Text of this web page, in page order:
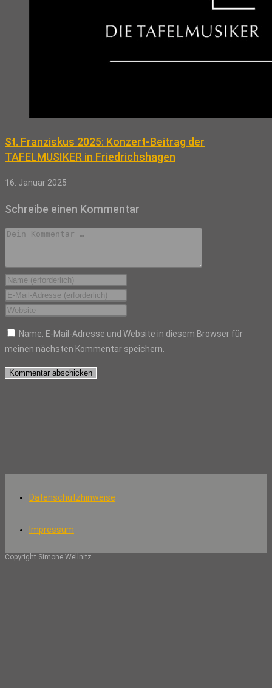
St. Franziskus 2025: Konzert-Beitrag der
TAFELMUSIKER in Friedrichshagen
16. Januar 2025
Schreibe einen Kommentar
Kommentar
Gib
deinen
Namen
Benutzernamen
zum
Kommentieren
Gib
deine
Mail-
Adresse
zum
Gib
Website-
URL
ein
Name, E-Mail-Adresse und Website in diesem Browser für
meinen nächsten Kommentar speichern.
Datenschutzhinweise
Impressum
Copyright Simone Wellnitz